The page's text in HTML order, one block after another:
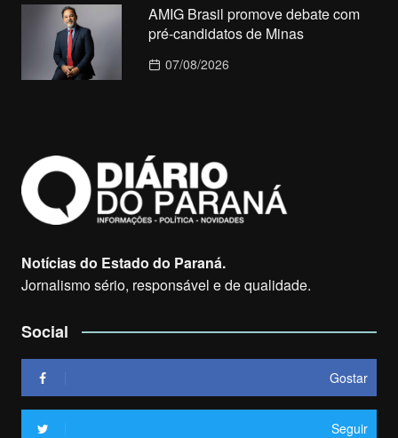
AMIG Brasil promove debate com
pré-candidatos de Minas
07/08/2026
Notícias do Estado do Paraná.
Jornalismo sério, responsável e de qualidade.
Social
Gostar
Seguir